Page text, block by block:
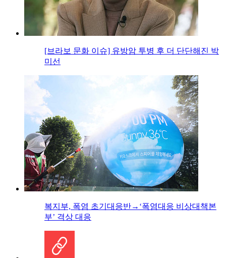
[브라보 문화 이슈] 유방암 투병 후 더 단단해진 박
미선
복지부, 폭염 초기대응반→‘폭염대응 비상대책본
부’ 격상 대응